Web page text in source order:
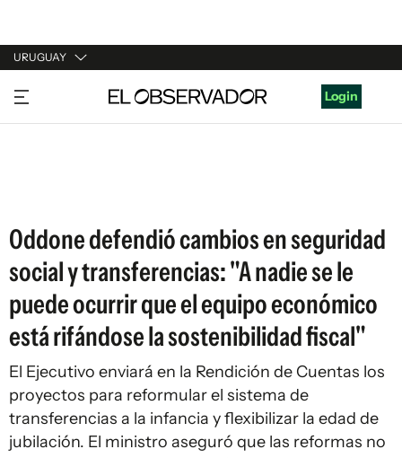
URUGUAY
URUGUAY
ARGENTINA
Login
Oddone defendió cambios en seguridad
social y transferencias: "A nadie se le
puede ocurrir que el equipo económico
está rifándose la sostenibilidad fiscal"
El Ejecutivo enviará en la Rendición de Cuentas los
proyectos para reformular el sistema de
transferencias a la infancia y flexibilizar la edad de
jubilación. El ministro aseguró que las reformas no